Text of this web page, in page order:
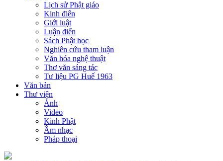
Lịch sử Phật giáo
Kinh điển
Giới luật
Luận điển
Sách Phật học
Nghiên cứu tham luận
Văn hóa nghệ thuật
Thơ văn sáng tác
Tư liệu PG Huế 1963
Văn bản
Thư viện
Ảnh
Video
Kinh Phật
Âm nhạc
Pháp thoại